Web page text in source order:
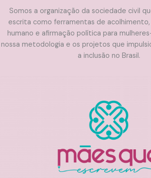
Somos a organização da sociedade civil
escrita como ferramentas de
humano e afirmação política para
nossa metodologia e os projetos que
a inclusão no Brasil.